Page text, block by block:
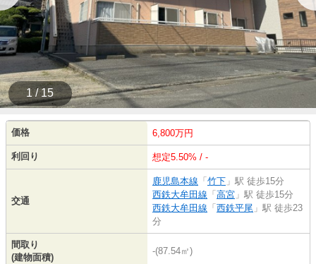
1 / 15
価格 6,800万円
利回り 想定5.50% / -
交通
鹿児島本線 「 竹下 」駅 徒歩15分
西鉄大牟田線 「 高宮 」駅 徒歩15分
西鉄大牟田線 「 西鉄平尾 」駅 徒歩23
分
間取り
(建物面積)
-(87.54㎡)